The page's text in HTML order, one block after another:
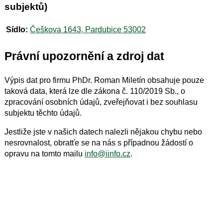
subjektů)
Sídlo: Češkova 1643, Pardubice 53002
Právní upozornění a zdroj dat
Výpis dat pro firmu PhDr. Roman Miletín obsahuje pouze
taková data, která lze dle zákona č. 110/2019 Sb., o
zpracování osobních údajů, zveřejňovat i bez souhlasu
subjektu těchto údajů.
Jestliže jste v našich datech nalezli nějakou chybu nebo
nesrovnalost, obratťe se na nás s případnou žádostí o
opravu na tomto mailu info@iinfo.cz.